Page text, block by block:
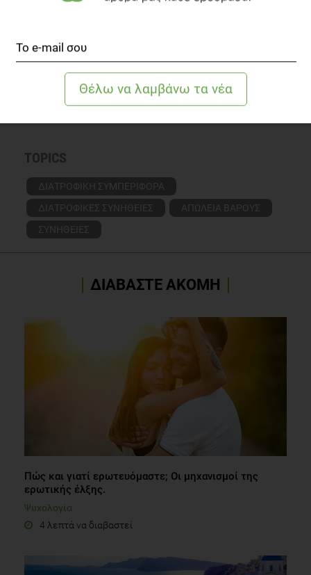
Νοσοκομείο Σωτηρία, σε εταιρία συμπληρωμάτων
παρέχει τις υπηρεσίες της τόσο κατ'οίκον στην
ευρύτερη περιοχή του Αλίμου όσο και online.
Γνωρίστε την αρθογράφο
TOPICS
ΔΙΑΤΡΟΦΙΚΗ ΣΥΜΠΕΡΙΦΟΡΑ
ΔΙΑΤΡΟΦΙΚΕΣ ΣΥΝΗΘΕΙΕΣ
ΑΠΩΛΕΙΑ ΒΑΡΟΥΣ
ΣΥΝΗΘΕΙΕΣ
ΔΙΑΒΑΣΤΕ ΑΚΟΜΗ
Πώς και γιατί ερωτευόμαστε; Οι μηχανισμοί της
ερωτικής έλξης.
Ψυχολογία
4 λεπτά να διαβαστεί